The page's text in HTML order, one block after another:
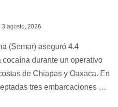
3 agosto, 2026
(Semar) aseguró 4.4
durante un operativo
de Chiapas y Oaxaca. En
tres embarcaciones …